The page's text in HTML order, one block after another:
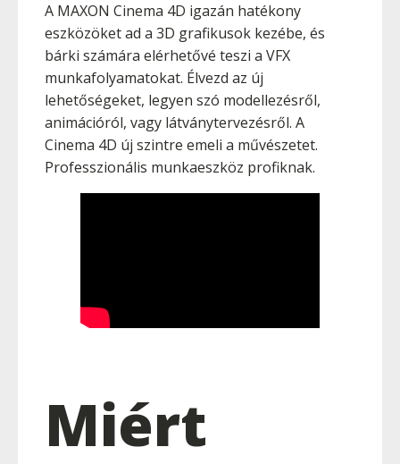
A MAXON Cinema 4D igazán hatékony
eszközöket ad a 3D grafikusok kezébe, és
bárki számára elérhetővé teszi a VFX
munkafolyamatokat. Élvezd az új
lehetőségeket, legyen szó modellezésről,
animációról, vagy látványtervezésről. A
Cinema 4D új szintre emeli a művészetet.
Professzionális munkaeszköz profiknak.
Miért